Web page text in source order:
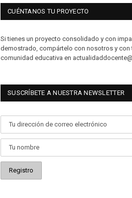
CUÉNTANOS TU PROYECTO
Si tienes un proyecto consolidado y con
demostrado, compártelo con nosotros y con
comunidad educativa en
SUSCRÍBETE A NUESTRA NEWSLETTER